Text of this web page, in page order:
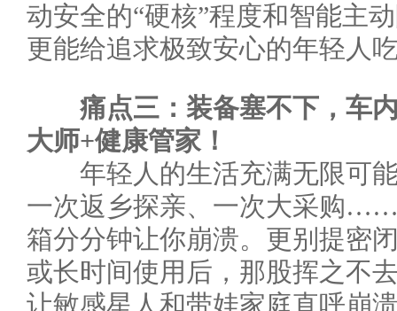
动安全的“硬核”程度和智能主
更能给追求极致安心的年轻人
痛点三：装备塞不下 ，车
大师+健康管家！
年轻人的生活充满无限可能
一次返乡探亲、一次大采购
箱分分钟让你崩溃。更别提密
或长时间使用后，那股挥之不
让敏感星人和带娃家庭直呼崩